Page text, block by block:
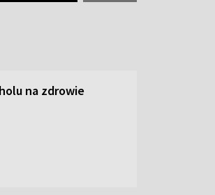
na zdrowie